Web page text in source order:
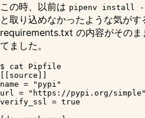
この時、以前は pipenv install -
と取り込めなかったような気が
requirements.txt の内容がその
てました。
$ cat Pipfile
[[source]]
name = "pypi"
url = "https://pypi.org/simple"
verify_ssl = true